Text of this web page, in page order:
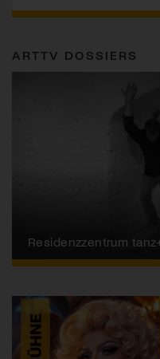
ARTTV DOSSIERS
Migros-Kulturprozent |
Residenzzentrum
Tanzszene Schweiz